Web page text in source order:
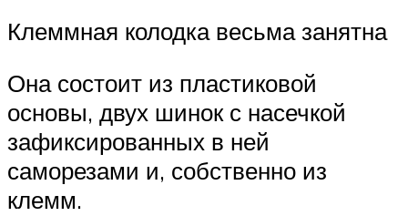
Клеммная колодка весьма занятна
Она состоит из пластиковой
основы, двух шинок с насечкой
зафиксированных в ней
саморезами и, собственно из
клемм.